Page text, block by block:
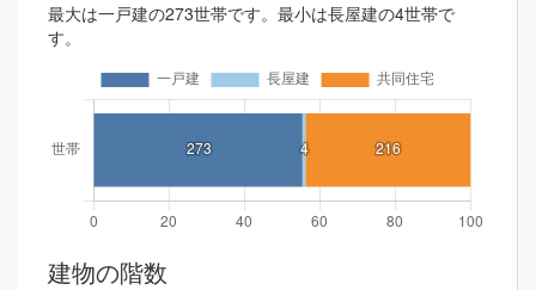
最大は一戸建の273世帯です。最小は長屋建の4世帯で
す。
建物の階数